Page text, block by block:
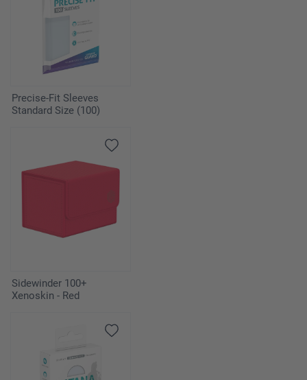
Precise-Fit Sleeves
Standard Size (100)
Sidewinder 100+
Xenoskin - Red